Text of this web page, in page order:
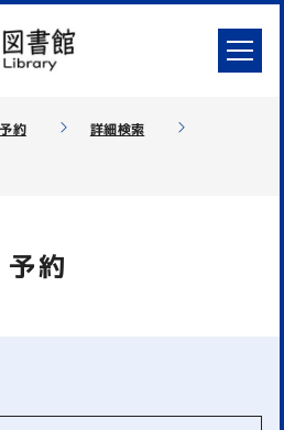
約
詳細検索
約